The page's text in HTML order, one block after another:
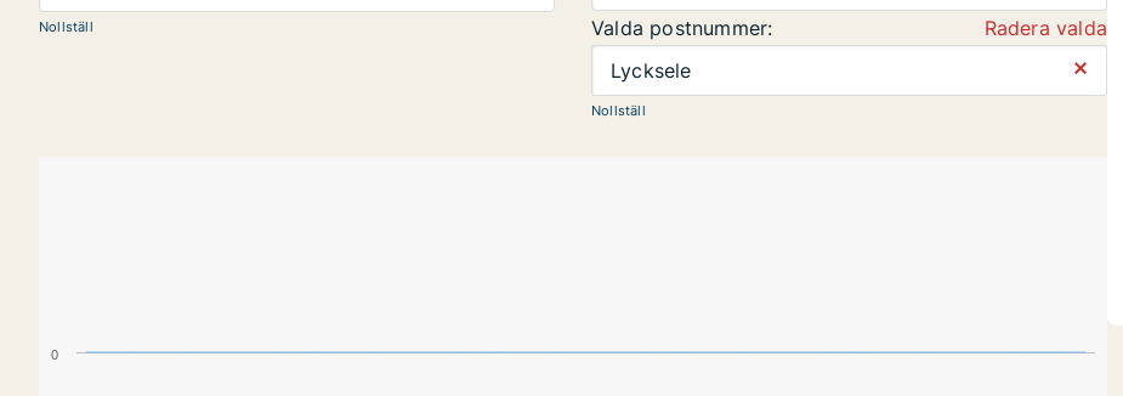
Nollställ
Valda postnummer:
Radera valda
Lycksele
⨯
Nollställ
0